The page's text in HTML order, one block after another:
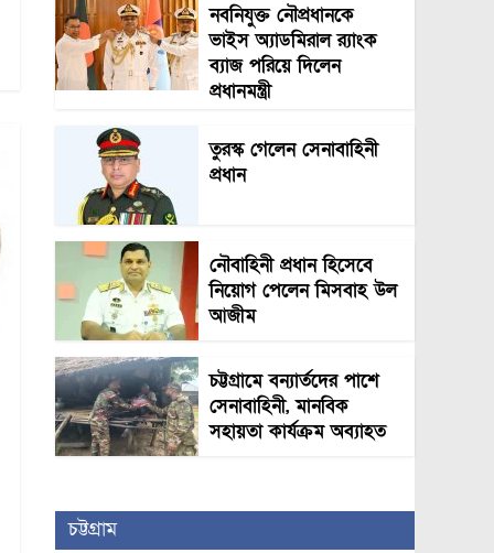
নবনিযুক্ত নৌপ্রধানকে
ভাইস অ্যাডমিরাল র‍্যাংক
ব্যাজ পরিয়ে দিলেন
প্রধানমন্ত্রী
তুরস্ক গেলেন সেনাবাহিনী
প্রধান
নৌবাহিনী প্রধান হিসেবে
নিয়োগ পেলেন মিসবাহ উল
আজীম
চট্টগ্রামে বন্যার্তদের পাশে
সেনাবাহিনী, মানবিক
সহায়তা কার্যক্রম অব্যাহত
চট্টগ্রাম